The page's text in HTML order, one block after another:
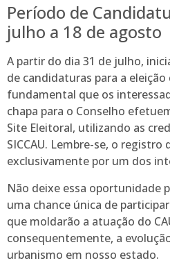
Período de
julho a 18 de agosto
A partir do dia 31 de julho,
de candidaturas para a eleição
fundamental que os
chapa para o Conselho
Site Eleitoral, utilizando as
SICCAU. Lembre-se, o registro
exclusivamente por um dos
Não deixe essa oportunidade
uma chance única de
que moldarão a atuação do
consequentemente, a
urbanismo em nosso estado.